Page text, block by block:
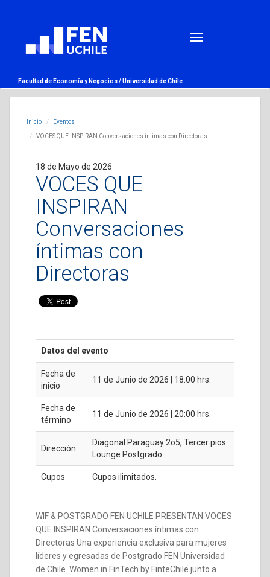
Facultad de Economía y Negocios /Universidad de Chile
Inicio Eventos
VOCES QUE INSPIRAN Conversaciones íntimas con Directoras
18 de Mayo de 2026
VOCES QUE
INSPIRAN
Conversaciones
íntimas con
Directoras
Datos del evento
Fecha de
inicio
11 de Junio de 2026 | 18:00 hrs.
Fecha de
término
11 de Junio de 2026 | 20:00 hrs.
Dirección
Diagonal Paraguay 2o5, Tercer pios.
Lounge Postgrado
Cupos Cupos ilimitados.
WIF & POSTGRADO FEN UCHILE PRESENTAN VOCES
QUE INSPIRAN Conversaciones íntimas con
Directoras Una experiencia exclusiva para mujeres
líderes y egresadas de Postgrado FEN Universidad
de Chile. Women in FinTech by FinteChile junto a